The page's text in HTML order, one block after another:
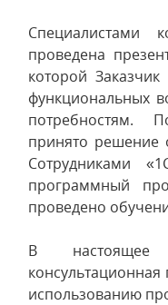
Специалистами
проведена
которой
функциональных
потребностям.
принято решение
Сотрудниками
программный
проведено
В настоящее
использованию